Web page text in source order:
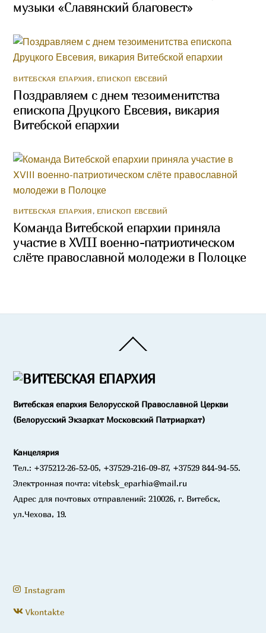
музыки «Славянский благовест»
ВИТЕБСКАЯ ЕПАРХИЯ, ЕПИСКОП ЕВСЕВИЙ
Поздравляем с днем тезоименитства
епископа Друцкого Евсевия, викария
Витебской епархии
ВИТЕБСКАЯ ЕПАРХИЯ, ЕПИСКОП ЕВСЕВИЙ
Команда Витебской епархии приняла
участие в XVIII военно-патриотическом
слёте православной молодежи в Полоцке
To
Витебская епархия Белорусской Православной Церкви
(Белорусский Экзархат Московский Патриархат)
Канцелярия
Тел.: +375212-26-52-05, +37529-216-09-87, +37529 844-94-55.
Электронная почта: vitebsk_eparhia@mail.ru
Адрес для почтовых отправлений: 210026, г. Витебск,
ул.Чехова, 19.
Instagram
Vkontakte